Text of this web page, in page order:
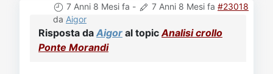
7 Anni 8 Mesi fa - 7 Anni 8 Mesi fa #23018
da Aigor
Risposta da Aigor al topicAnalisi crollo
Ponte Morandi